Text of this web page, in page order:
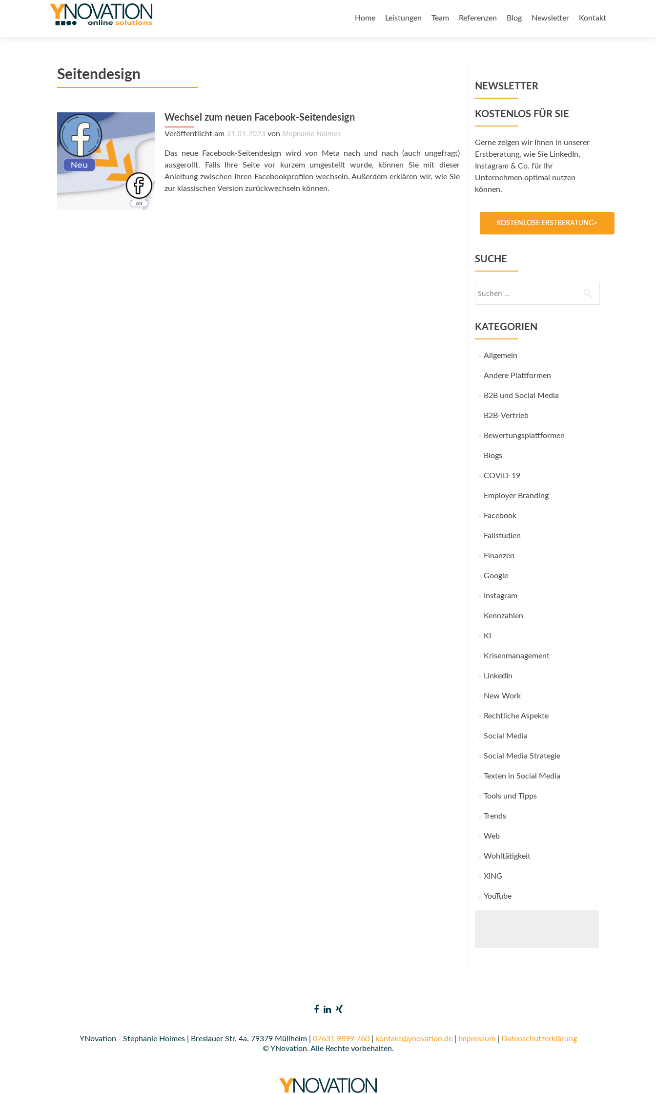
Home Leistungen Team Referenzen Blog Newsletter Kontakt
Seitendesign
Wechsel zum neuen Facebook-Seitendesign
Veröffentlicht am 31.01.2023 von Stephanie Holmes
Das neue Facebook-Seitendesign wird von Meta nach und nach (auch ungefragt)
ausgerollt. Falls Ihre Seite vor kurzem umgestellt wurde, können Sie mit dieser
Anleitung zwischen Ihren Facebookprofilen wechseln. Außerdem erklären wir, wie Sie
zur klassischen Version zurückwechseln können.
NEWSLETTER
KOSTENLOS FÜR SIE
Gerne zeigen wir Ihnen in unserer
Erstberatung, wie Sie LinkedIn,
Instagram & Co. für Ihr
Unternehmen optimal nutzen
können.
KOSTENLOSE ERSTBERATUNG>
SUCHE
KATEGORIEN
Allgemein
Andere Plattformen
B2B und Social Media
B2B-Vertrieb
Bewertungsplattformen
Blogs
COVID-19
Employer Branding
Facebook
Fallstudien
Finanzen
Google
Instagram
Kennzahlen
KI
Krisenmanagement
LinkedIn
New Work
Rechtliche Aspekte
Social Media
Social Media Strategie
Texten in Social Media
Tools und Tipps
Trends
Web
Wohltätigkeit
XING
YouTube
YNovation - Stephanie Holmes | Breslauer Str. 4a, 79379 Müllheim | 07631 9899 760| kontakt@ynovation.de| Impressum|
Datenschutzerklärung
© YNovation. Alle Rechte vorbehalten.